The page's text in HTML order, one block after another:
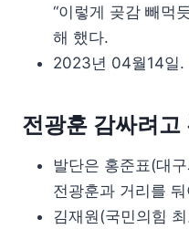
“이렇게 곶감 빼먹
해 했다.
2023년 04월14일.
전광훈 감싸려고
발단은 홍준표(대
전광훈과 거리를
김재원(국민의힘